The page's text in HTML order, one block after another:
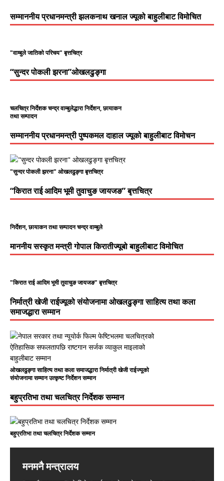
सम्माननीय प्रधानमन्त्री झलकनाथ खनाल ज्यूको बाहुलीबाट विमोचित
"वाम्बुले जातिको परिचय" बृत्तचित्र
“सुन्दर पोकली झरना”ओखलढुङ्गा
चलचित्र निर्देशक चन्द्र वाम्बुलेद्धारा निर्देशन, छायाकन
तथा सम्पादन
सम्माननीय प्रधानमन्त्री पुष्पकमल दाहाल ज्यूको बाहुलीबाट विमोचन
"सुन्दर पोकली झरना" ओखलढुङ्गा बृत्तचित्र
“किरात राई आदिम भूमी तुवाचुङ जायजङ” बृत्तचित्र
निर्देशन, छायाकन तथा सम्पादन चन्द्र वाम्बुले
माननीय सस्कृत मन्त्री गोपाल किरातीज्यूबो बाहुलीबाट विमोचित
"किरात राई आदिम भूमी तुवाचुङ जायजङ" बृत्तचित्र
निर्मात्री खेजी राईज्यूको संयोजनामा ओखलढुङ्गा साहित्य तथा कला
समाजद्धारा सम्मान
ओखलढुङ्गा साहित्य तथा कला समाजद्धारा निर्मात्री खेजी राईज्यूको
संयोजनामा सम्मान उत्कृष्ट निर्देशन सम्मान
बहुप्रतिभा तथा चलचित्र निर्देशक सम्मान
बहुप्रतिभा तथा चलचित्र निर्देशक सम्मान
मनमनै मन्त्रालय
Nirmal Purja: The Legendary
हिमालले चिनाएको निम्स दाई हिमालमै अस्ताए
बाँसुरी बजाउनेलाई खीर
सरकारको कमजोरी भएको भन्दै प्रधानमन्त्री